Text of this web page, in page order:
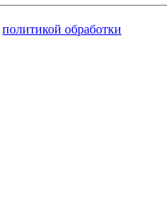
политикой обработки